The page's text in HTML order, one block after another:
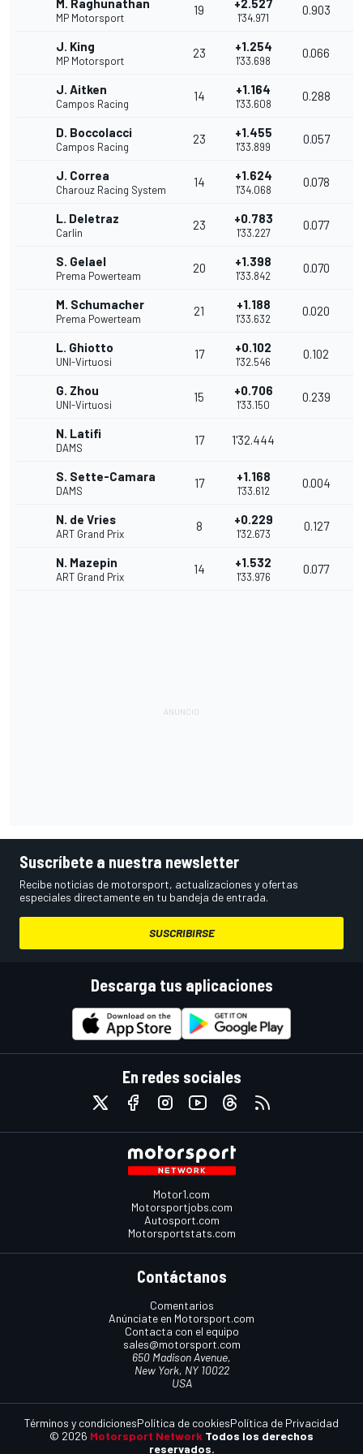
M. Raghunathan
MP Motorsport
19 +2.527
1'34.971
0.903
J. King
MP Motorsport
23 +1.254
1'33.698
0.066
J. Aitken
Campos Racing
14 +1.164
1'33.608
0.288
D. Boccolacci
Campos Racing
23 +1.455
1'33.899
0.057
J. Correa
Charouz Racing System
14 +1.624
1'34.068
0.078
L. Deletraz
Carlin
23 +0.783
1'33.227
0.077
S. Gelael
Prema Powerteam
20 +1.398
1'33.842
0.070
M. Schumacher
Prema Powerteam
21 +1.188
1'33.632
0.020
L. Ghiotto
UNI-Virtuosi
17 +0.102
1'32.546
0.102
G. Zhou
UNI-Virtuosi
15 +0.706
1'33.150
0.239
N. Latifi
DAMS
17 1'32.444
S. Sette-Camara
DAMS
17 +1.168
1'33.612
0.004
N. de Vries
ART Grand Prix
8 +0.229
1'32.673
0.127
N. Mazepin
ART Grand Prix
14 +1.532
1'33.976
0.077
Suscríbete a nuestra newsletter
Recibe noticias de motorsport, actualizaciones y ofertas
especiales directamente en tu bandeja de entrada.
SUSCRIBIRSE
Descarga tus aplicaciones
En redes sociales
Motor1.com
Motorsportjobs.com
Autosport.com
Motorsportstats.com
Contáctanos
Comentarios
Anúnciate en Motorsport.com
Contacta con el equipo
sales@motorsport.com
650 Madison Avenue,
New York, NY 10022
USA
© 2026 Motorsport Network Todos los derechos
reservados.
Términos y condicionesPolítica de cookiesPolítica de Privacidad